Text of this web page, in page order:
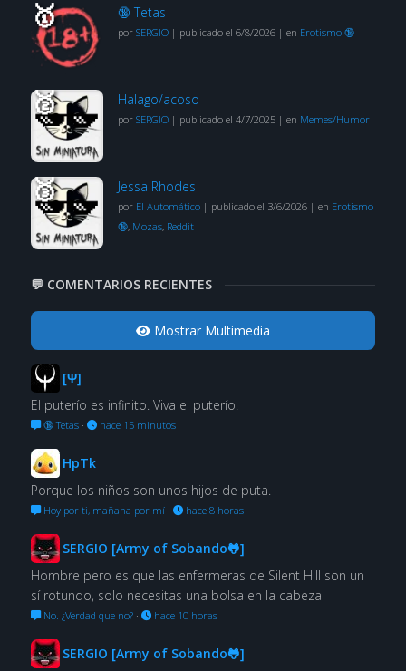
🔞 Tetas
por SERGIO| publicado el 6/8/2026| en Erotismo 🔞
Halago/acoso
por SERGIO| publicado el 4/7/2025| en Memes/Humor
Jessa Rhodes
por El Automático| publicado el 3/6/2026| en Erotismo
🔞, Mozas, Reddit
💬 COMENTARIOS RECIENTES
Mostrar Multimedia
[Ψ]
El puterío es infinito. Viva el puterío!
🔞 Tetas· hace 15 minutos
HpTk
Porque los niños son unos hijos de puta.
Hoy por ti, mañana por mí· hace 8 horas
SERGIO [Army of Sobando🐸]
Hombre pero es que las enfermeras de Silent Hill son un
sí rotundo, solo necesitas una bolsa en la cabeza
No. ¿Verdad que no?· hace 10 horas
SERGIO [Army of Sobando🐸]